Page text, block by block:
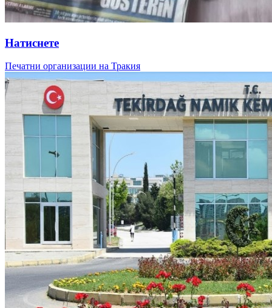
Натиснете
Печатни организации на Тракия